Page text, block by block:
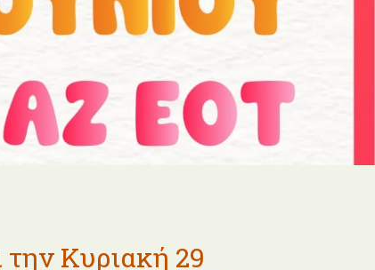
την Κυριακή 29